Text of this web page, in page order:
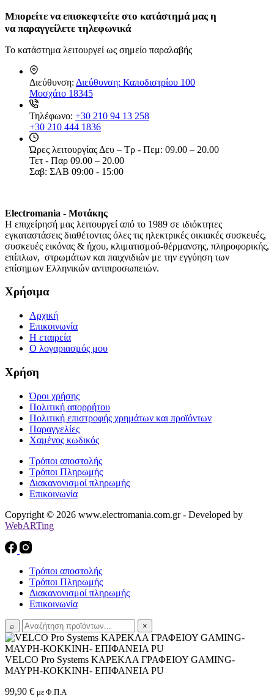
Μπορείτε να επισκεφτείτε στο κατάστημά μας η
ναπαραγγείλετε τηλεφωνικά
Το κατάστημα λειτουργεί ως σημείο παραλαβής
Διεύθυνση: Διεύθυνση: Καποδιστρίου 100
Μοσχάτο 18345
Τηλέφωνο: +30 210 94 13 258
+30 210 444 1836
Ώρες λειτουργίας Δευ – Τρ - Πεμ: 09.00 – 20.00
Τετ - Παρ 09.00 – 20.00
Σαβ: ΣΑΒ 09:00 - 15:00
Electromania - Μοτάκης
H επιχείρησή μας λειτουργεί από το 1989 σε ιδιόκτητες
εγκαταστάσεις διαθέτοντας όλες τις ηλεκτρικές οικιακές συσκευές,
συσκευές εικόνας & ήχου, κλιματισμού-θέρμανσης, πληροφορικής,
επίπλων, στρωμάτων και παιχνιδιών με την εγγύηση των
επίσημων Ελληνικών αντιπροσωπειών.
Χρήσιμα
Αρχική
Επικοινωνία
Η εταιρεία
Ο λογαριασμός μου
Χρήση
Όροι χρήσης
Πολιτική απορρήτου
Πολιτική επιστροφής χρημάτων και προϊόντων
Παραγγελίες
Χαμένος κωδικός
Τρόποι αποστολής
Τρόποι Πληρωμής
Διακανονισμοί πληρωμής
Επικοινωνία
Copyright © 2026 www.electromania.com.gr - Developed by
WebARTing
Τρόποι αποστολής
Τρόποι Πληρωμής
Διακανονισμοί πληρωμής
Επικοινωνία
⌕ ×
VELCO Pro Systems ΚΑΡΕΚΛΑ ΓΡΑΦΕΙΟΥ GAMING-
ΜΑΥΡΗ-ΚΟΚΚΙΝΗ- ΕΠΙΦΑΝΕΙΑ PU
99,90 € με Φ.Π.Α